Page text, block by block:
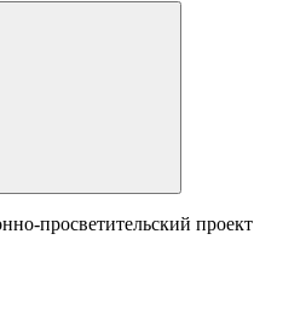
просветительский проект